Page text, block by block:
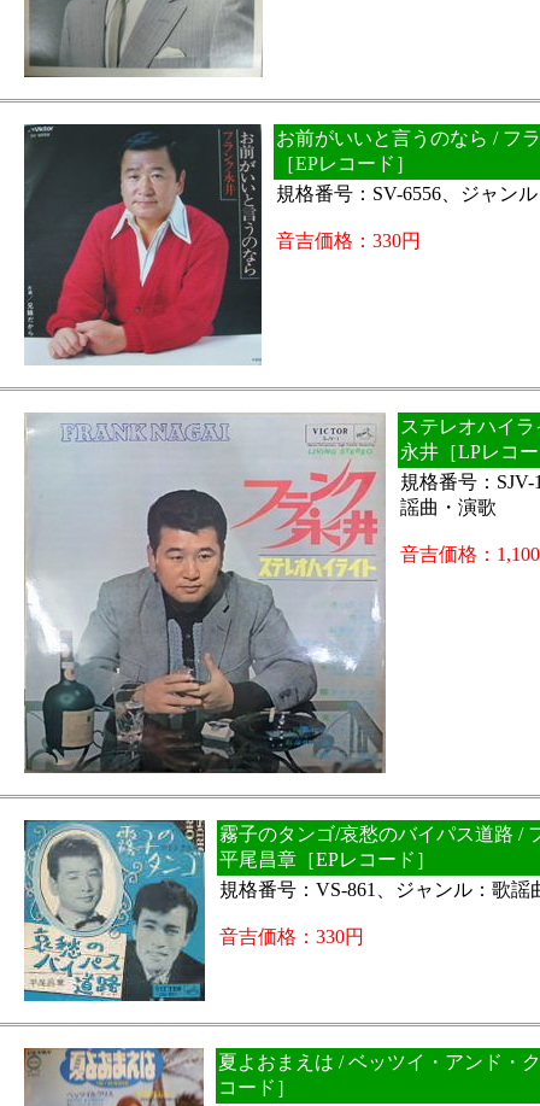
お前がいいと言うのなら / フ
［EPレコード］
規格番号：SV-6556、ジャン
音吉価格：330円
ステレオハイ
永井［LPレコ
規格番号：
謡曲・演歌
音吉価格：
霧子のタンゴ/哀愁のバイパス道路 /
平尾昌章［EPレコード］
規格番号：VS-861、ジャンル：歌謡
音吉価格：330円
夏よおまえは / ベッツイ・アンド・
コード］